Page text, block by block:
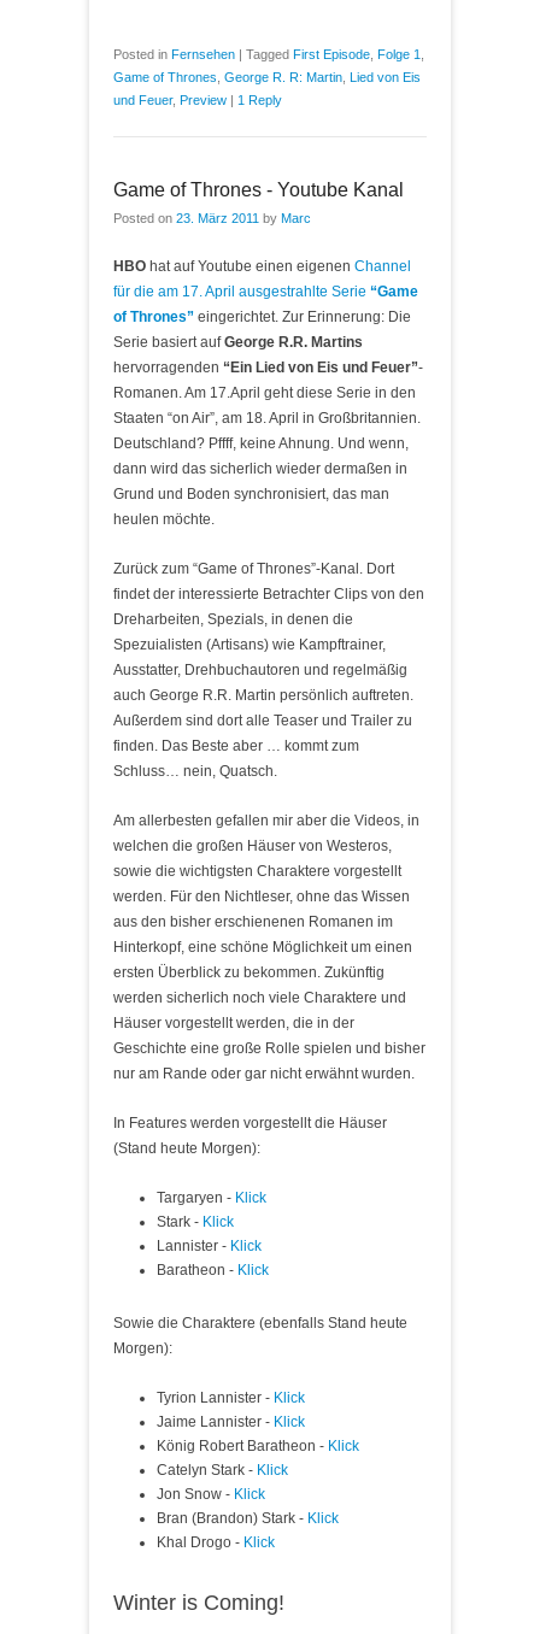
Posted in Fernsehen | Tagged First Episode Folge 1
Game of Thrones George R. R: Martin Lied von Eis
und Feuer, Preview | 1 Reply
Game of Thrones - Youtube Kanal
Posted on 23. März 2011 by Marc
HBO hat auf Youtube einen eigenen Channel
für die am 17. April ausgestrahlte Serie “Game
of Thrones” eingerichtet. Zur Erinnerung: Die
Serie basiert aufGeorge R.R. Martins
hervorragenden “Ein Lied von Eis und Feuer”-
Romanen. Am 17.April geht diese Serie in den
Staaten “on Air”, am 18. April in Großbritannien.
Deutschland? Pffff, keine Ahnung. Und wenn,
dann wird das sicherlich wieder dermaßen in
Grund und Boden synchronisiert, das man
heulen möchte.
Zurück zum “Game of Thrones”-Kanal. Dort
findet der interessierte Betrachter Clips von den
Dreharbeiten, Spezials, in denen die
Spezuialisten (Artisans) wie Kampftrainer,
Ausstatter, Drehbuchautoren und regelmäßig
auch George R.R. Martin persönlich auftreten.
Außerdem sind dort alle Teaser und Trailer zu
finden. Das Beste aber … kommt zum
Schluss… nein, Quatsch.
Am allerbesten gefallen mir aber die Videos, in
welchen die großen Häuser von Westeros,
sowie die wichtigsten Charaktere vorgestellt
werden. Für den Nichtleser, ohne das Wissen
aus den bisher erschienenen Romanen im
Hinterkopf, eine schöne Möglichkeit um einen
ersten Überblick zu bekommen. Zukünftig
werden sicherlich noch viele Charaktere und
Häuser vorgestellt werden, die in der
Geschichte eine große Rolle spielen und bisher
nur am Rande oder gar nicht erwähnt wurden.
In Features werden vorgestellt die Häuser
(Stand heute Morgen):
Targaryen - Klick
Stark - Klick
Lannister - Klick
Baratheon - Klick
Sowie die Charaktere (ebenfalls Stand heute
Morgen):
Tyrion Lannister - Klick
Jaime Lannister - Klick
König Robert Baratheon - Klick
Catelyn Stark - Klick
Jon Snow - Klick
Bran (Brandon) Stark - Klick
Khal Drogo - Klick
Winter is Coming!